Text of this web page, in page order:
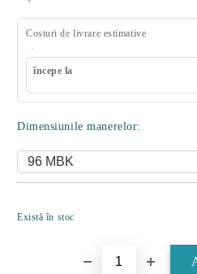
Costuri de livrare estimative
începe la
Dimensiunile manerelor:
Există în stoc